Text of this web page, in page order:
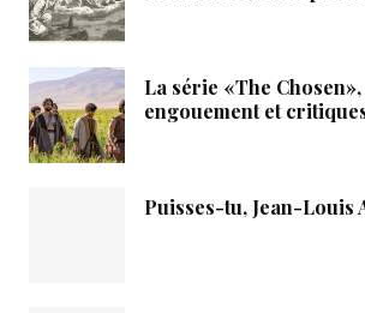
La série «The
engouement et
Puisses-tu, Jean-Louis